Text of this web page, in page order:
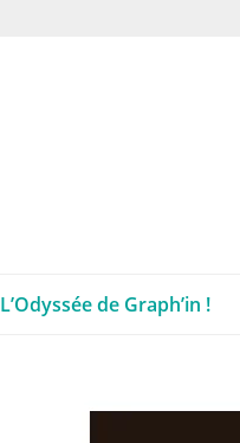
L’Odyssée de Graph’in !